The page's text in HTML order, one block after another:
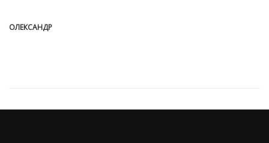
ОЛЕКСАНДР